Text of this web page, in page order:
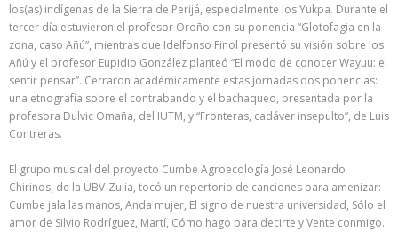
los(as) indígenas de la Sierra de Perijá, especialmente los Yukpa. Durante el
tercer día estuvieron el profesor Oroño con su ponencia “Glotofagia en la
zona, caso Añú”, mientras que Idelfonso Finol presentó su visión sobre los
Añú y el profesor Eupidio González planteó “El modo de conocer Wayuu: el
sentir pensar”. Cerraron académicamente estas jornadas dos ponencias:
una etnografía sobre el contrabando y el bachaqueo, presentada por la
profesora Dulvic Omaña, del IUTM, y “Fronteras, cadáver insepulto”, de Luis
Contreras.
El grupo musical del proyecto Cumbe Agroecología José Leonardo
Chirinos, de la UBV-Zulia, tocó un repertorio de canciones para amenizar:
Cumbe jala las manos, Anda mujer, El signo de nuestra universidad, Sólo el
amor de Silvio Rodríguez, Martí, Cómo hago para decirte y Vente conmigo.